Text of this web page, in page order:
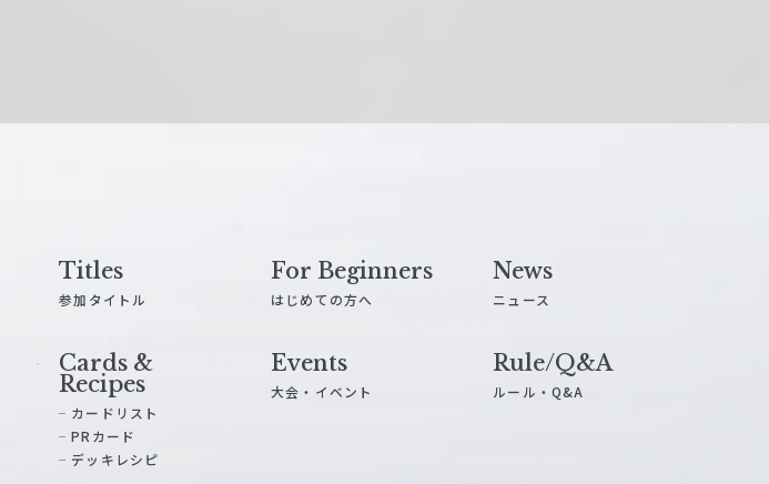
Titles
参加タイトル
For Beginners
はじめての方へ
News
ニュース
Cards &
Recipes
カードリスト
PRカード
デッキレシピ
Events
大会・イベント
Rule/Q&A
ルール・Q&A